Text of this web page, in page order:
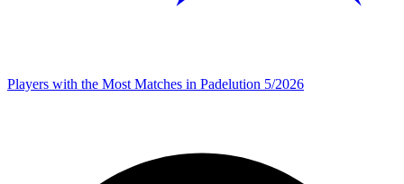
Players with the Most Matches in Padelution 5/2026